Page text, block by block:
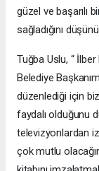
güzel ve başarılı
sağladığını
Tuğba Uslu, “
Belediye
düzenlediği için
faydalı olduğunu
televizyonlardan
çok mutlu